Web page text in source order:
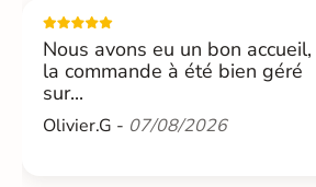
Nous avons eu un bon accueil,
la commande à été bien géré
sur...
Olivier.G - 07/08/2026